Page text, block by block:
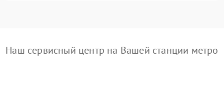
Наш сервисный центр на Вашей станции метро